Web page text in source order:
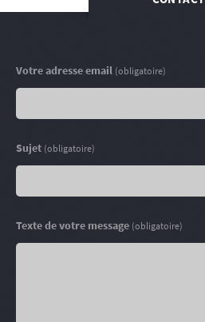
Votre adresse email (obligatoire)
Sujet (obligatoire)
Texte de votre message (obligatoire)